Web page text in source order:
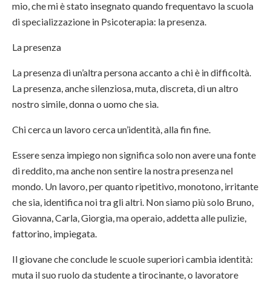
mio, che mi è stato insegnato quando frequentavo la scuola
di specializzazione in Psicoterapia: la presenza.
La presenza
La presenza di un’altra persona accanto a chi è in difficoltà.
La presenza, anche silenziosa, muta, discreta, di un altro
nostro simile, donna o uomo che sia.
Chi cerca un lavoro cerca un’identità, alla fin fine.
Essere senza impiego non significa solo non avere una fonte
di reddito, ma anche non sentire la nostra presenza nel
mondo. Un lavoro, per quanto ripetitivo, monotono, irritante
che sia, identifica noi tra gli altri. Non siamo più solo Bruno,
Giovanna, Carla, Giorgia, ma operaio, addetta alle pulizie,
fattorino, impiegata.
Il giovane che conclude le scuole superiori cambia identità:
muta il suo ruolo da studente a tirocinante, o lavoratore